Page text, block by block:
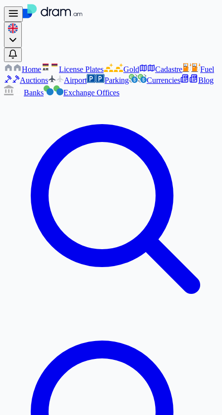
Home AM License Plates Gold Cadastre
Fuel
Auctions
Airport Parking Currencies
Blog
Banks
Exchange Offices